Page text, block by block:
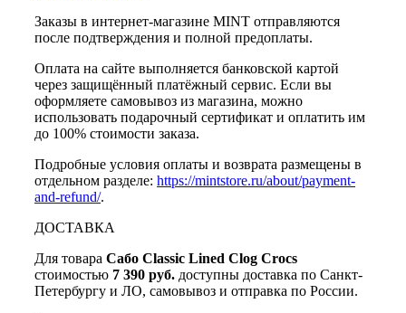
Заказы в интернет-магазине MINT отправляются
после подтверждения и полной предоплаты.
Оплата на сайте выполняется банковской картой
через защищённый платёжный сервис. Если вы
оформляете самовывоз из магазина, можно
использовать подарочный сертификат и оплатить им
до 100% стоимости заказа.
Подробные условия оплаты и возврата размещены в
отдельном разделе: https://mintstore.ru/about/payment-
and-refund/.
ДОСТАВКА
Для товара Сабо Classic Lined Clog Crocs
стоимостью 7 390 руб. доступны доставка по Санкт-
Петербургу и ЛО, самовывоз и отправка по России.